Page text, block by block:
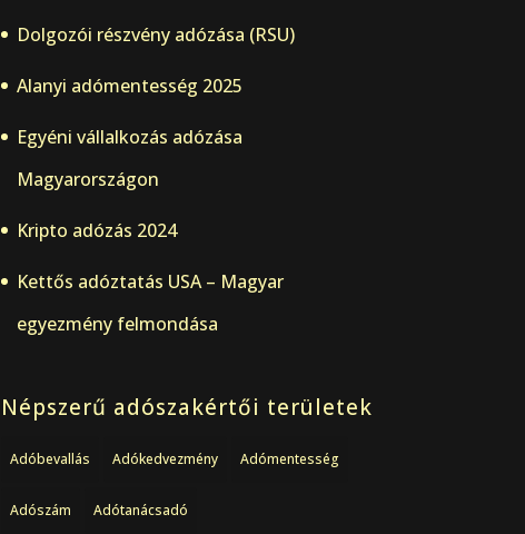
Dolgozói részvény adózása (RSU)
Alanyi adómentesség 2025
Egyéni vállalkozás adózása
Magyarországon
Kripto adózás 2024
Kettős adóztatás USA – Magyar
egyezmény felmondása
Népszerű adószakértői területek
Adóbevallás Adókedvezmény Adómentesség
Adószám Adótanácsadó